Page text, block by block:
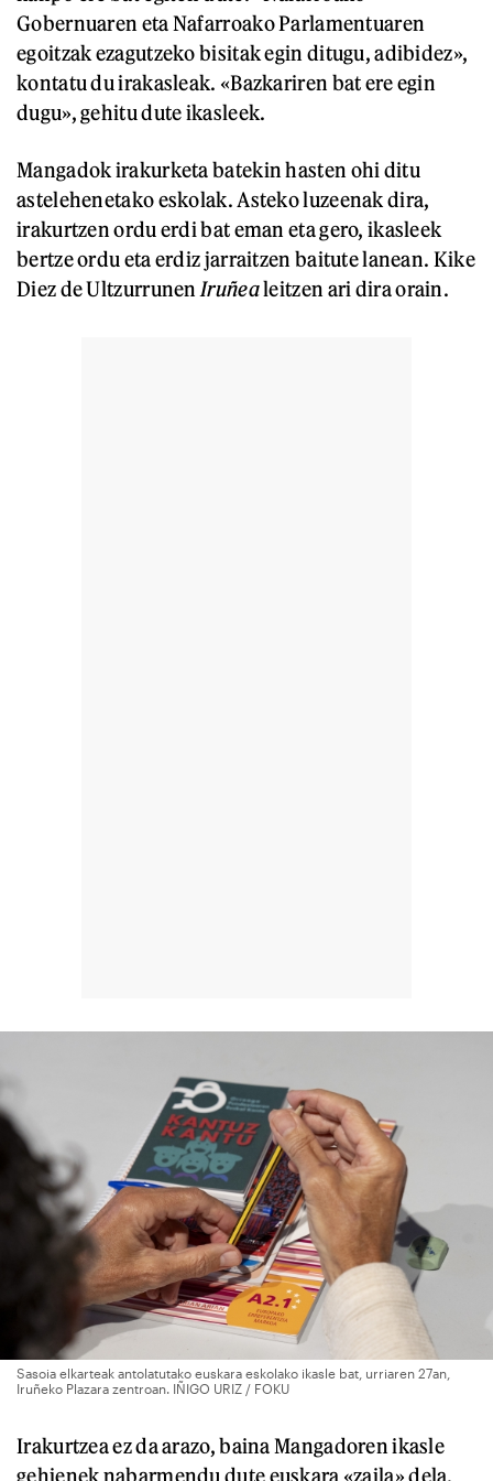
Gobernuaren eta Nafarroako Parlamentuaren
egoitzak ezagutzeko bisitak egin ditugu, adibidez»,
kontatu du irakasleak. «Bazkariren bat ere egin
dugu», gehitu dute ikasleek.
Mangadok irakurketa batekin hasten ohi ditu
astelehenetako eskolak. Asteko luzeenak dira,
irakurtzen ordu erdi bat eman eta gero, ikasleek
bertze ordu eta erdiz jarraitzen baitute lanean. Kike
Diez de Ultzurrunen Iruñealeitzen ari dira orain.
Sasoia elkarteak antolatutako euskara eskolako ikasle bat, urriaren 27an,
Iruñeko Plazara zentroan. IÑIGO URIZ / FOKU
Irakurtzea ez da arazo, baina Mangadoren ikasle
gehienek nabarmendu dute euskara «zaila» dela.